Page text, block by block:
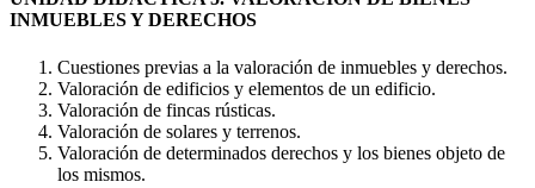
INMUEBLES Y DERECHOS
Cuestiones previas a la valoración de inmuebles y derechos.
Valoración de edificios y elementos de un edificio.
Valoración de fincas rústicas.
Valoración de solares y terrenos.
Valoración de determinados derechos y los bienes objeto de
los mismos.